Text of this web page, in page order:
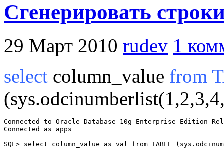
Сгенерировать
29 Март 2010 rudev 1
select column_value from
Connected to Oracle Database 10g Enterprise Edition
Connected as apps
SQL> select column_value as val from TABLE